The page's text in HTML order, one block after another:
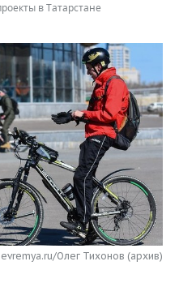
в Татарстане
Олег Тихонов (архив)